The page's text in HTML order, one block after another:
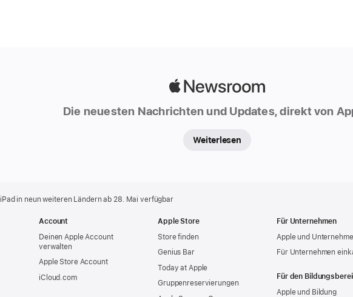
Die neuesten Nachrichten und Updates, direkt von
Weiterlesen
iPad in neun weiteren Ländern ab 28. Mai verfügbar
Account
Deinen Apple Account
verwalten
Apple Store Account
iCloud.com
Apple Store
Store finden
Genius Bar
Today at Apple
Gruppen­reservierungen
Für Unternehmen
Apple und
Für Unternehmen
Für den
Apple und Bildung